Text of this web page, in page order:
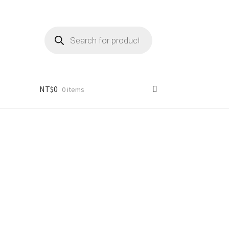
search
NT$0 0 items